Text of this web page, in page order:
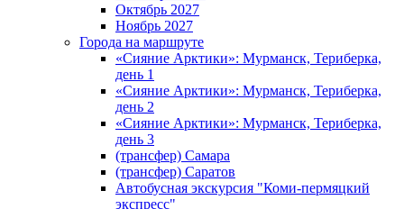
Октябрь 2027
Ноябрь 2027
Города на маршруте
«Сияние Арктики»: Мурманск, Териберка,
день 1
«Сияние Арктики»: Мурманск, Териберка,
день 2
«Сияние Арктики»: Мурманск, Териберка,
день 3
(трансфер) Самара
(трансфер) Саратов
Автобусная экскурсия "Коми-пермяцкий
экспресс"